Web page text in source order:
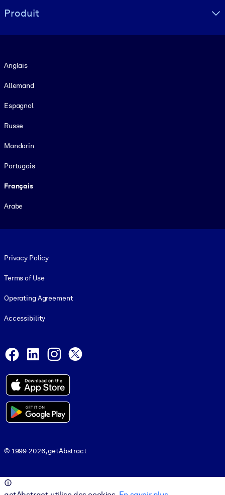
Produit
Anglais
Allemand
Espagnol
Russe
Mandarin
Portugais
Français
Arabe
Privacy Policy
Terms of Use
Operating Agreement
Accessibility
Facebook
LinkedInInstagram
© 1999-2026, getAbstract